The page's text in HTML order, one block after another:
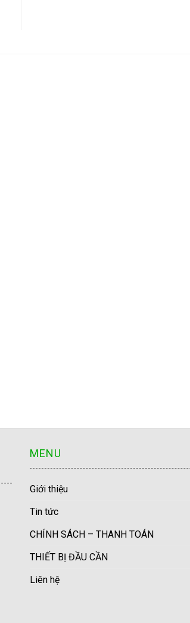
MENU
Giới thiệu
Tin tức
CHÍNH SÁCH – THANH TOÁN
THIẾT BỊ ĐẦU CẦN
Liên hệ